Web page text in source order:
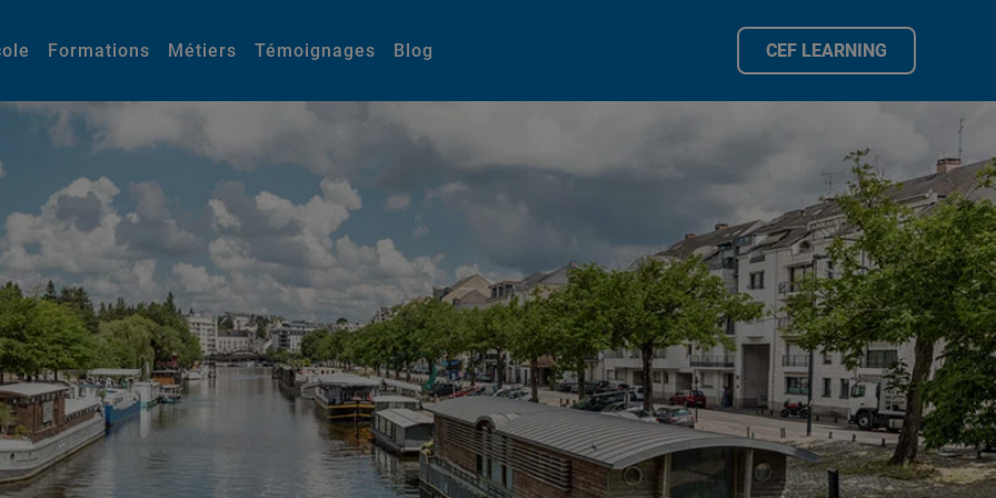
Formations Métiers Témoignages Blog CEF LEARNING